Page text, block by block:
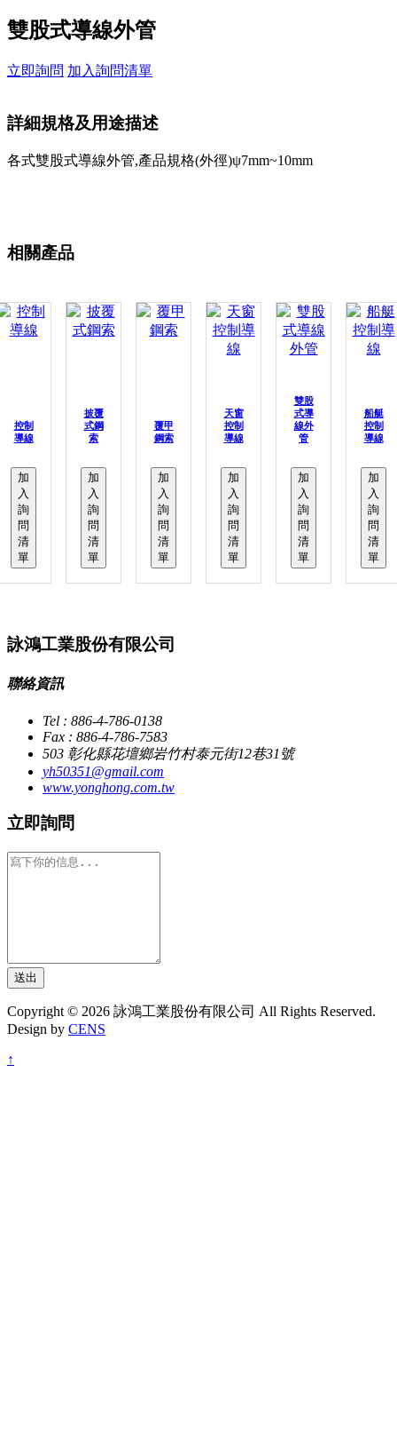
雙股式導線外管
立即詢問 加入詢問清單
詳細規格及用途描述
各式雙股式導線外管,產品規格(外徑)ψ7mm~10mm
相關產品
控制
導線
加
入
詢
問
清
單
披覆
式鋼
索
加
入
詢
問
清
單
覆甲
鋼索
加
入
詢
問
清
單
天窗
控制
導線
加
入
詢
問
清
單
雙股
式導
線外
管
加
入
詢
問
清
單
船艇
控制
導線
加
入
詢
問
清
單
詠鴻工業股份有限公司
聯絡資訊
Tel : 886-4-786-0138
Fax : 886-4-786-7583
503 彰化縣花壇鄉岩竹村泰元街12巷31號
yh50351@gmail.com
www.yonghong.com.tw
立即詢問
送出
Copyright © 2026 詠鴻工業股份有限公司 All Rights Reserved.
Design by CENS
↑